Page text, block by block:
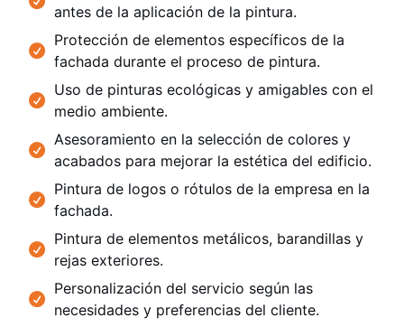
antes de la aplicación de la pintura.
Protección de elementos específicos de la
fachada durante el proceso de pintura.
Uso de pinturas ecológicas y amigables con el
medio ambiente.
Asesoramiento en la selección de colores y
acabados para mejorar la estética del edificio.
Pintura de logos o rótulos de la empresa en la
fachada.
Pintura de elementos metálicos, barandillas y
rejas exteriores.
Personalización del servicio según las
necesidades y preferencias del cliente.